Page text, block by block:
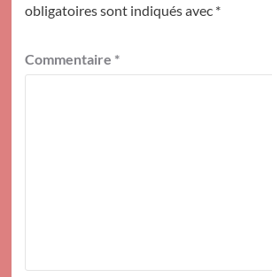
obligatoires sont indiqués avec *
Commentaire *